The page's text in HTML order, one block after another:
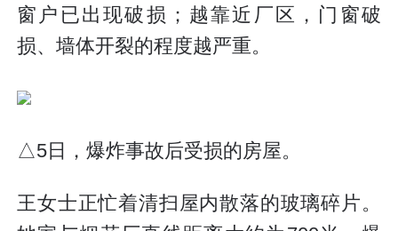
窗户已出现破损；越靠近厂区，门窗破
损、墙体开裂的程度越严重。
△5日，爆炸事故后受损的房屋。
王女士正忙着清扫屋内散落的玻璃碎片。